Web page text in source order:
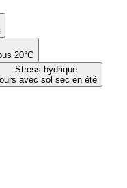
20°C
Stress hydrique
avec sol sec en été